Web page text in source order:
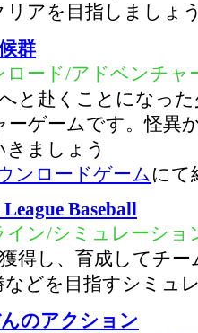
アを目指しましょ
群
ロード/アドベンチャ
と赴くことになっ
ゲームです。怪異
ましょう
ンロードゲームにて
Baseball
イン/シミュレーショ
得し、育成してチ
どを目指すシミュ
のアクション